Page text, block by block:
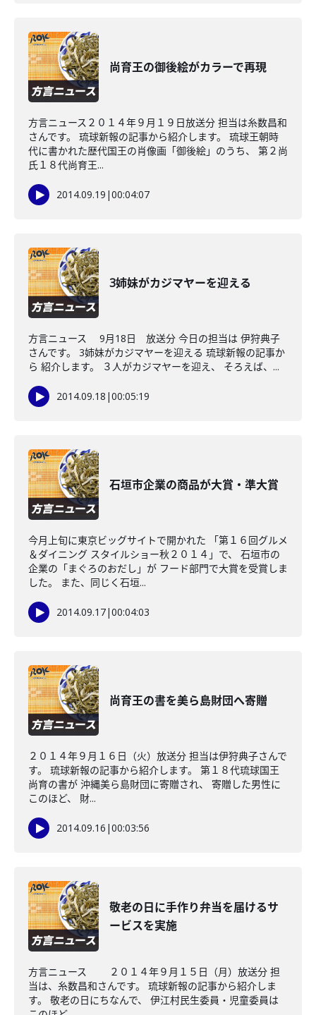
尚育王の御後絵がカラーで再現
方言ニュース２０１４年９月１９日放送分 担当は糸数昌和
さんです。 琉球新報の記事から紹介します。 琉球王朝時
代に書かれた歴代国王の肖像画「御後絵」のうち、 第２尚
氏１８代尚育王...
2014.09.19 |00:04:07
3姉妹がカジマヤーを迎える
方言ニュース 9月18日 放送分 今日の担当は 伊狩典子
さんです。 3姉妹がカジマヤーを迎える 琉球新報の記事か
ら 紹介します。 ３人がカジマヤーを迎え、 そろえば、...
2014.09.18 |00:05:19
石垣市企業の商品が大賞・準大賞
今月上旬に東京ビッグサイトで開かれた 「第１６回グルメ
＆ダイニング スタイルショー秋２０１４」で、 石垣市の
企業の「まぐろのおだし」が フード部門で大賞を受賞しま
した。 また、同じく石垣...
2014.09.17|00:04:03
尚育王の書を美ら島財団へ寄贈
２０１４年９月１６日（火）放送分 担当は伊狩典子さんで
す。 琉球新報の記事から紹介します。 第１８代琉球国王
尚育の書が 沖縄美ら島財団に寄贈され、 寄贈した男性に
このほど、 財...
2014.09.16 |00:03:56
敬老の日に手作り弁当を届けるサ
ービスを実施
方言ニュース ２０１４年９月１５日（月）放送分 担
当は、糸数昌和さんです。 琉球新報の記事から紹介しま
す。 敬老の日にちなんで、 伊江村民生委員・児童委員は